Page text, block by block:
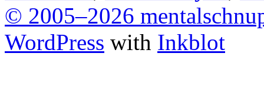
© 2005–2026
WordPress with Inkblot